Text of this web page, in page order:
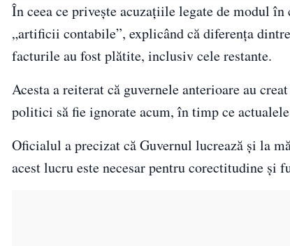
În ceea ce privește acuzațiile legate de modul
„artificii contabile”, explicând că diferența
facturile au fost plătite, inclusiv cele restante.
Acesta a reiterat că guvernele anterioare au
politici să fie ignorate acum, în timp ce
Oficialul a precizat că Guvernul lucrează și la
acest lucru este necesar pentru corectitudine și